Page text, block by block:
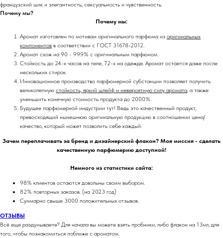
французский шик и элегантность, сексуальность и чувственность.
Почему мы?
Почему мы:
Аромат изготовлен по мотивам оригинального парфюма из оригинальных
компонентов в соответствии с ГОСТ 31678-2012.
Аромат схож на 90 - 99.9% с оригинальным парфюмом.
Стойкость до 24-х часов на теле, 72-х на одежде. Аромат остается даже после
нескольких стирок.
Инновационное производство парфюмерной субстанции позволяет получить
великолепную стойкость, яркий шлейф и невероятную силу аромата, а также
уменьшить конечную стоимость продукта до 2000%.
Будущее парфюмерной индустрии тут! Ведь это качественный продукт,
превосходящий нынешнюю оригинальную продукцию в соотношении цена/
качество, который может позволить себе каждый.
Зачем переплачивать за бренд и дизайнерский флакон? Моя миссия - сделать
качественную парфюмерию доступной!
Немного из статистики сайта:
98% клиентов остаются довольны своим выбором.
82% повторных заказов. (на 2023 год)
Суммарно свыше 3000 положительных отзывов.
ОТЗЫВЫ
Всё еще раздумываете? Для начала вы можете взять пробники, либо флакон на 13мл, для
того, чтобы познакомиться поближе с ароматом.